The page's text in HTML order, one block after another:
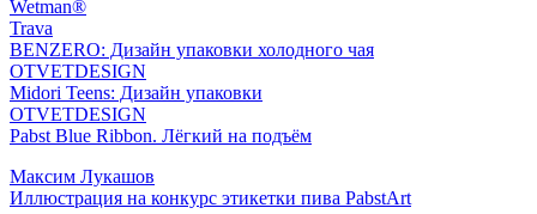
Wetman®
Trava
BENZERO: Дизайн упаковки холодного чая
OTVETDESIGN
Midori Teens: Дизайн упаковки
OTVETDESIGN
Pabst Blue Ribbon. Лёгкий на подъём
Максим Лукашов
Иллюстрация на конкурс этикетки пива PabstArt